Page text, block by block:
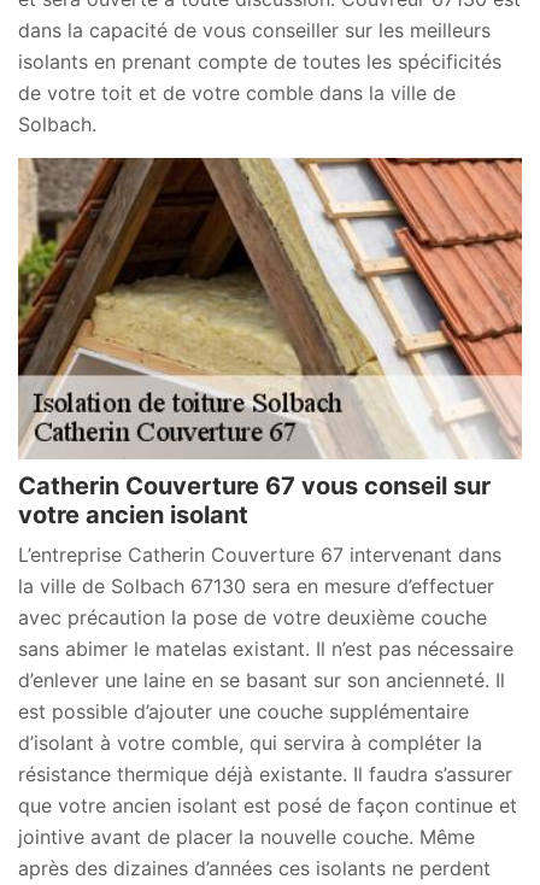
dans la capacité de vous conseiller sur les meilleurs
isolants en prenant compte de toutes les spécificités
de votre toit et de votre comble dans la ville de
Solbach.
Catherin Couverture 67 vous conseil sur
votre ancien isolant
L’entreprise Catherin Couverture 67 intervenant dans
la ville de Solbach 67130 sera en mesure d’effectuer
avec précaution la pose de votre deuxième couche
sans abimer le matelas existant. Il n’est pas nécessaire
d’enlever une laine en se basant sur son ancienneté. Il
est possible d’ajouter une couche supplémentaire
d’isolant à votre comble, qui servira à compléter la
résistance thermique déjà existante. Il faudra s’assurer
que votre ancien isolant est posé de façon continue et
jointive avant de placer la nouvelle couche. Même
après des dizaines d’années ces isolants ne perdent